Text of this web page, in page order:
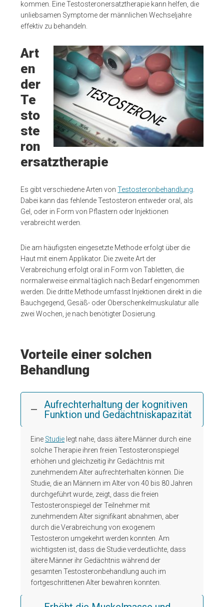
kommen. Eine Testosteronersatztherapie kann helfen, die
unliebsamen Symptome der männlichen Wechseljahre
effektiv zu behandeln.
Art
en
der
Te
sto
ste
ron
ersatztherapie
Es gibt verschiedene Arten vonTestosteronbehandlung
Dabei kann das fehlende Testosteron entweder oral, als
Gel, oder in Form von Pflastern oder Injektionen
verabreicht werden.
Die am häufigsten eingesetzte Methode erfolgt über die
Haut mit einem Applikator. Die zweite Art der
Verabreichung erfolgt oral in Form von Tabletten, die
normalerweise einmal täglich nach Bedarf eingenommen
werden. Die dritte Methode umfasst Injektionen direkt in die
Bauchgegend, Gesäß- oder Oberschenkelmuskulatur alle
zwei Wochen, je nach benötigter Dosierung.
Vorteile einer solchen
Behandlung
Aufrechterhaltung der kognitiven
Funktion und Gedächtniskapazität
Eine Studie legt nahe, dass ältere Männer durch eine
solche Therapie ihren freien Testosteronspiegel
erhöhen und gleichzeitig ihr Gedächtnis mit
zunehmendem Alter aufrechterhalten können. Die
Studie, die an Männern im Alter von 40 bis 80 Jahren
durchgeführt wurde, zeigt, dass die freien
Testosteronspiegel der Teilnehmer mit
zunehmendem Alter signifikant abnahmen, aber
durch die Verabreichung von exogenem
Testosteron umgekehrt werden konnten. Am
wichtigsten ist, dass die Studie verdeutlichte, dass
ältere Männer ihr Gedächtnis während der
gesamten Testosteronbehandlung auch im
fortgeschrittenen Alter bewahren konnten.